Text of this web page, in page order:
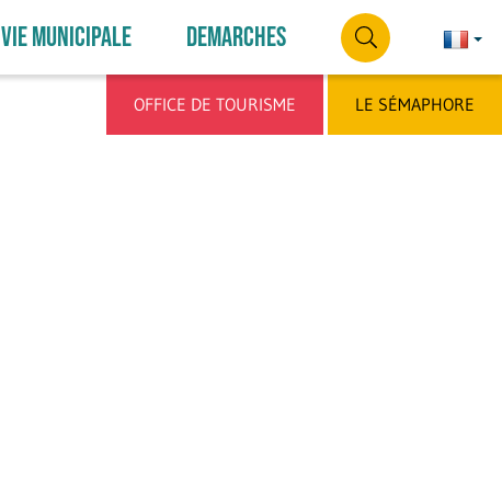
OFFICE DE TOURISME LE SÉMAPHORE
VIE MUNICIPALE DEMARCHES RECHERCHE